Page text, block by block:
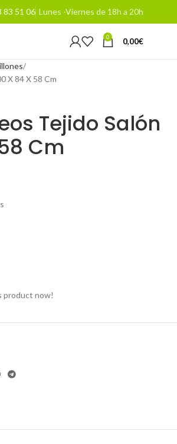
83 51 06 Lunes -Viernes de 18h a 20h
0 0,00€
X 84 X 58 Cm
Tejido Salón
Cm
product now!